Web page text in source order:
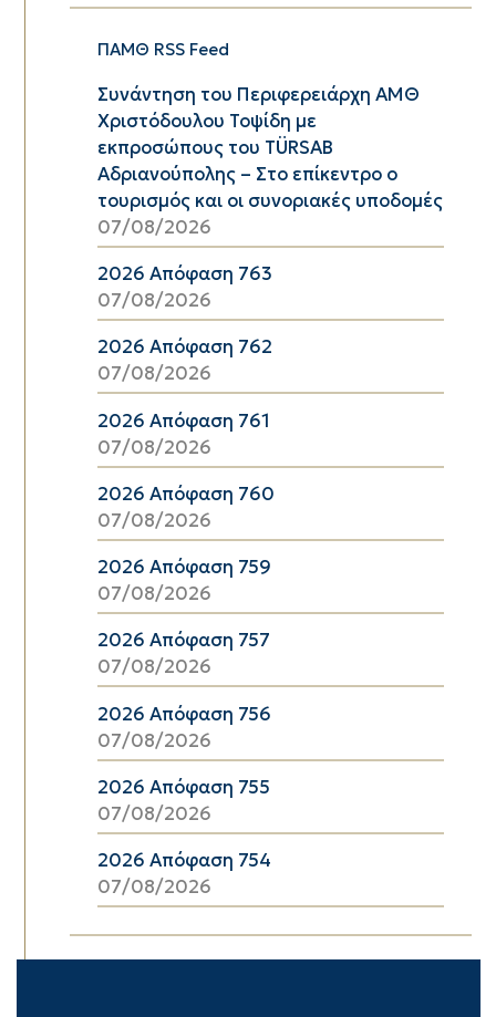
ΠΑΜΘ RSS Feed
Συνάντηση του Περιφερειάρχη ΑΜΘ
Χριστόδουλου Τοψίδη με
εκπροσώπους του TÜRSAB
Αδριανούπολης – Στο επίκεντρο ο
τουρισμός και οι συνοριακές υποδομές
07/08/2026
2026 Απόφαση 763
07/08/2026
2026 Απόφαση 762
07/08/2026
2026 Απόφαση 761
07/08/2026
2026 Απόφαση 760
07/08/2026
2026 Απόφαση 759
07/08/2026
2026 Απόφαση 757
07/08/2026
2026 Απόφαση 756
07/08/2026
2026 Απόφαση 755
07/08/2026
2026 Απόφαση 754
07/08/2026